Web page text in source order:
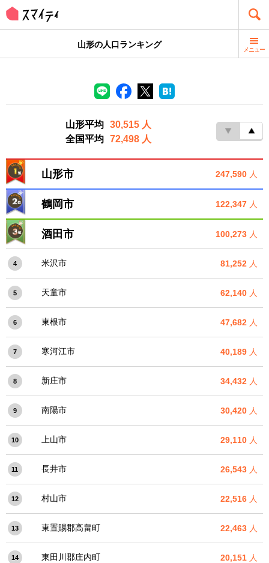
山形の人口ランキング
メニュー
山形平均
30,515 人
全国平均
72,498 人
山形市 247,590 人
鶴岡市 122,347 人
酒田市 100,273 人
4 米沢市 81,252 人
5 天童市 62,140 人
6 東根市 47,682 人
7 寒河江市 40,189 人
8 新庄市 34,432 人
9 南陽市 30,420 人
10 上山市 29,110 人
11 長井市 26,543 人
12 村山市 22,516 人
13 東置賜郡高畠町 22,463 人
14 東田川郡庄内町 20,151 人